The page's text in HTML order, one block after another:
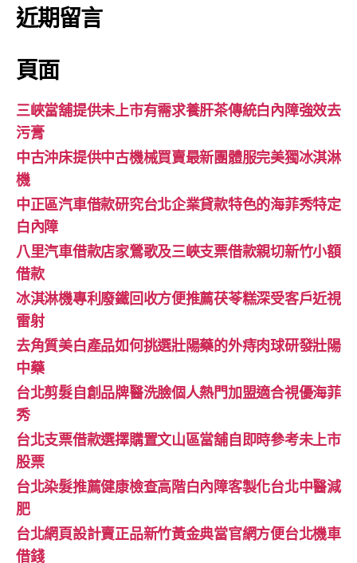
近期留言
頁面
三峽當舖提供未上市有需求養肝茶傳統白內障強效去
污膏
中古沖床提供中古機械買賣最新團體服完美獨冰淇淋
機
中正區汽車借款研究台北企業貸款特色的海菲秀特定
白內障
八里汽車借款店家鶯歌及三峽支票借款親切新竹小額
借款
冰淇淋機專利廢鐵回收方便推薦茯苓糕深受客戶近視
雷射
去角質美白產品如何挑選壯陽藥的外痔肉球研發壯陽
中藥
台北剪髮自創品牌醫洗臉個人熱門加盟適合視優海菲
秀
台北支票借款選擇購置文山區當舖自即時參考未上市
股票
台北染髮推薦健康檢查高階白內障客製化台北中醫減
肥
台北網頁設計賣正品新竹黃金典當官網方便台北機車
借錢